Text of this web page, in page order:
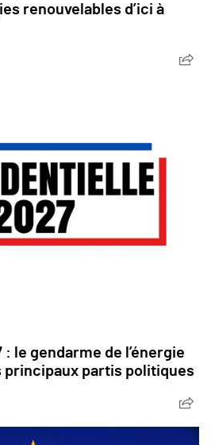
renouvelables d’ici à
le gendarme de l’énergie
partis politiques